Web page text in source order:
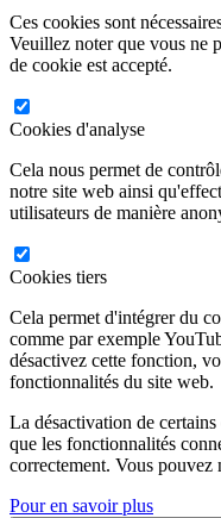
Ces cookies sont
Veuillez noter que vous ne
de cookie est accepté.
Cookies d'analyse
Cela nous permet de
notre site web ainsi
utilisateurs de manière
Cookies tiers
Cela permet d'intégrer du
comme par exemple
désactivez cette fonction,
fonctionnalités du site web.
La désactivation de
que les fonctionnalités
correctement. Vous pouvez
Pour en savoir plus